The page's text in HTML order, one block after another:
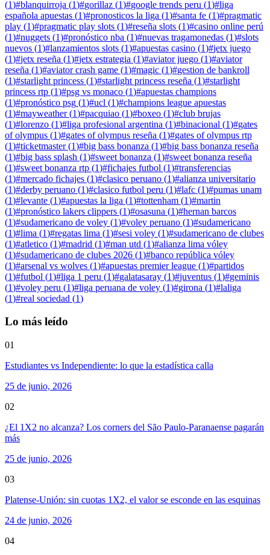
(1)#blanquirroja (1)#gorillaz (1)#google trends peru (1)#liga
española apuestas (1)#pronosticos la liga (1)#santa fe (1)#pragmatic
play (1)#pragmatic play slots (1)#reseña slots (1)#casino online perú
(1)#nuggets (1)#pronóstico nba (1)#nuevas tragamonedas (1)#slots
nuevos (1)#lanzamientos slots (1)#apuestas casino (1)#jetx juego
(1)#jetx reseña (1)#jetx estrategia (1)#aviator juego (1)#aviator
reseña (1)#aviator crash game (1)#magic (1)#gestion de bankroll
(1)#starlight princess (1)#starlight princess reseña (1)#starlight
princess rtp (1)#psg vs monaco (1)#apuestas champions
(1)#pronóstico psg (1)#ucl (1)#champions league apuestas
(1)#mayweather(1)#pacquiao (1)#boxeo (1)#club brujas
(1)#lorenzo (1)#liga profesional argentina (1)#binacional (1)#gates
of olympus (1)#gates of olympus reseña (1)#gates of olympus rtp
(1)#ticketmaster(1)#big bass bonanza (1)#big bass bonanza reseña
(1)#big bass splash (1)#sweet bonanza (1)#sweet bonanza reseña
(1)#sweet bonanza rtp (1)#fichajes futbol (1)#transferencias
(1)#mercado fichajes (1)#clasico peruano (1)#alianza universitario
(1)#derby peruano (1)#clasico futbol peru (1)#lafc (1)#pumas unam
(1)#levante (1)#apuestas la liga (1)#tottenham (1)#martin
(1)#pronóstico lakers clippers (1)#osasuna (1)#hernan barcos
(1)#sudamericano de voley (1)#voley peruano (1)#sudamericano
(1)#lima (1)#regatas lima (1)#sesi voley (1)#sudamericano de clubes
(1)#atletico (1)#madrid (1)#man utd (1)#alianza lima vóley
(1)#sudamericano de clubes 2026 (1)#banco república vóley
(1)#arsenal vs wolves (1)#apuestas premier league (1)#partidos
(1)#futbol (1)#liga 1 peru (1)#galatasaray (1)#juventus (1)#geminis
(1)#voley peru (1)#liga peruana de voley (1)#girona (1)#laliga
(1)#real sociedad (1)
Lo más leído
01
Estudiantes vs Independiente: lo que la estadística calla
25 de junio, 2026
02
¿El 1X2 no alcanza? Los corners del São Paulo-Paranaense pagarán
más
25 de junio, 2026
03
Platense-Unión: sin cuotas 1X2, el valor se esconde en las esquinas
24 de junio, 2026
04